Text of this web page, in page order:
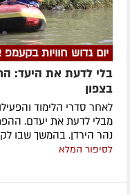
יום גדוש חוויות
בלי לדעת את היעד:
בצפון
לאחר סדרי הלימוד
מבלי לדעת את יעדם.
נהר הירדן. בהמשך שבו
לסיפור המלא